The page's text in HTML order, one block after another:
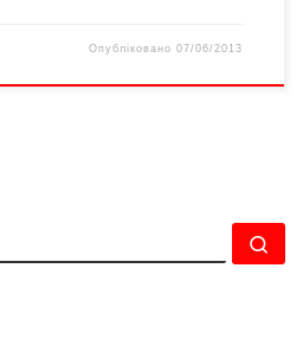
Опубліковано07/06/2013